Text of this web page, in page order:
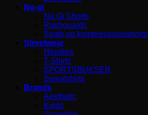
No-gi
No Gi Shorts
Rashguards
Spats og kompressionsshorts
Streetwear
Hoodies
T-Shirts
SPORTSBUKSER
Sweatshirts
Brands
Aesthetic
Kingz